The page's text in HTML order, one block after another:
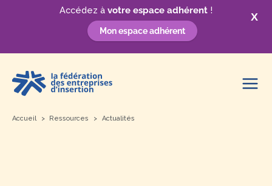
X
Accédez à votre espace adhérent !
Mon espace adhérent
contenu
Accueil Ressources Actualités